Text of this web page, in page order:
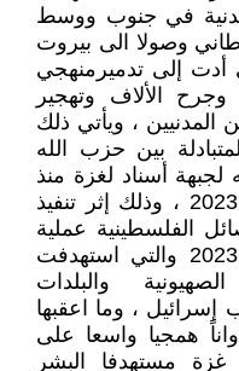
المدنية في جنوب ووسط
وصولا الى بيروت
أدت إلى تدميرمنهجي
وجرح الألاف وتهجير
المدنيين ، ويأتي ذلك
بين حزب الله
أسناد لغزة منذ
الثامن من شهر اكتوبر في عام 2023 ، وذلك إثر تنفيذ
الفلسطينية عملية
"طوفان الأقصى" في 7 أكتوبر 2023 والتي استهدفت
والبلدات
، وما اعقبها
همجيا واسعا على
مستهدفا البشر